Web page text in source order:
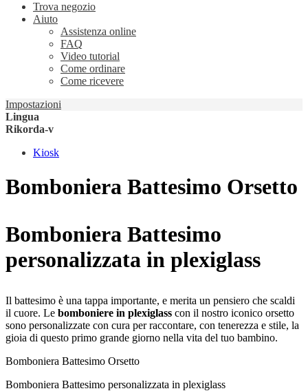
Trova negozio
Aiuto
Assistenza online
FAQ
Video tutorial
Come ordinare
Come ricevere
Impostazioni
Lingua
Rikorda-v
Kiosk
Bomboniera Battesimo Orsetto
Bomboniera Battesimo
personalizzata in plexiglass
Il battesimo è una tappa importante, e merita un pensiero che scaldi
il cuore. Le bomboniere in plexiglass con il nostro iconico orsetto
sono personalizzate con cura per raccontare, con tenerezza e stile, la
gioia di questo primo grande giorno nella vita del tuo bambino.
Bomboniera Battesimo Orsetto
Bomboniera Battesimo personalizzata in plexiglass